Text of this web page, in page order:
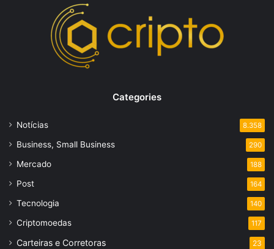
Categories
Notícias 8.358
Business, Small Business 290
Mercado 188
Post 164
Tecnologia 140
Criptomoedas 117
Carteiras e Corretoras 23